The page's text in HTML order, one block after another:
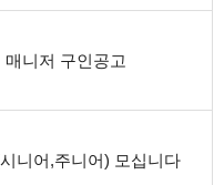
니저 구인공고
니어,주니어) 모십니다